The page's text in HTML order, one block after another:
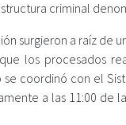
criminal
surgieron a raíz de
los procesados
coordinó con el
a las 11:00 de